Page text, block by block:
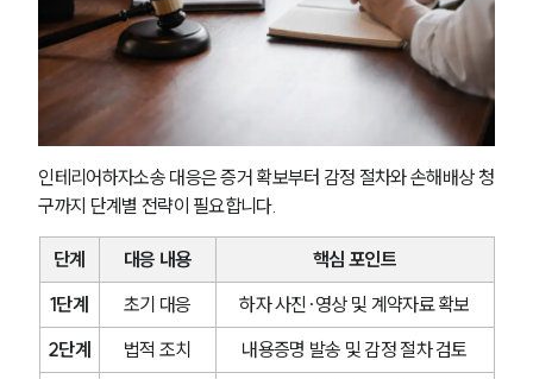
대륜법률상담예약
인테리어하자소송 대응은 증거 확보부터 감정 절차와 손해배상 청
구까지 단계별 전략이 필요합니다.
단계 대응 내용
핵심 포인트
1단계
초기 대응
하자 사진·영상 및 계약자료 확보
2단계
법적 조치 내용증명 발송 및 감정 절차 검토